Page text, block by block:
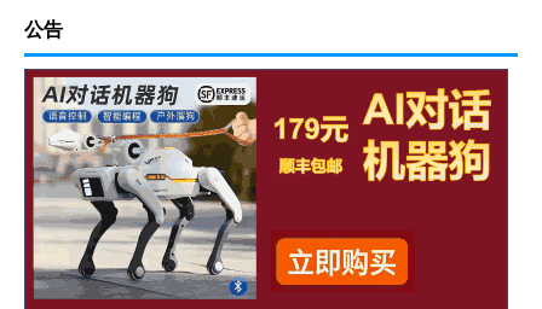
公告